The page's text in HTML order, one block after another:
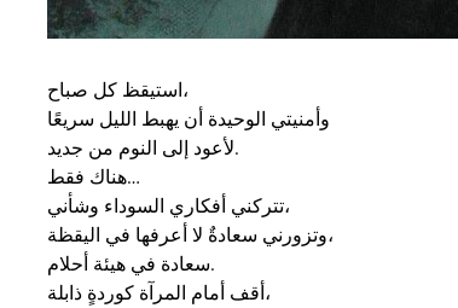
استيقظ كل صباح،
وأمنيتي الوحيدة أن يهبط الليل سريعًا
لأعود إلى النوم من جديد.
هناك فقط…
تتركني أفكاري السوداء وشأني،
وتزورني سعادةٌ لا أعرفها في اليقظة،
سعادة في هيئة أحلام.
أقف أمام المرآة كوردةٍ ذابلة،